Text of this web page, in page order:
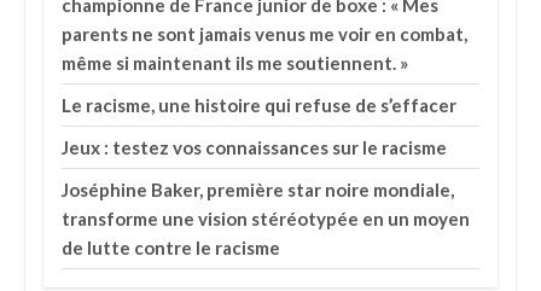
championne de France junior de boxe : « Mes
parents ne sont jamais venus me voir en combat,
même si maintenant ils me soutiennent. »
Le racisme, une histoire qui refuse de s’effacer
Jeux : testez vos connaissances sur le racisme
Joséphine Baker, première star noire mondiale,
transforme une vision stéréotypée en un moyen
de lutte contre le racisme